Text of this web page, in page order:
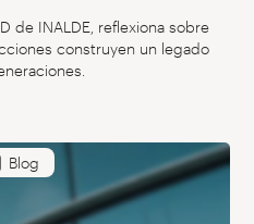
de INALDE, reflexiona sobre
construyen un legado
Blog